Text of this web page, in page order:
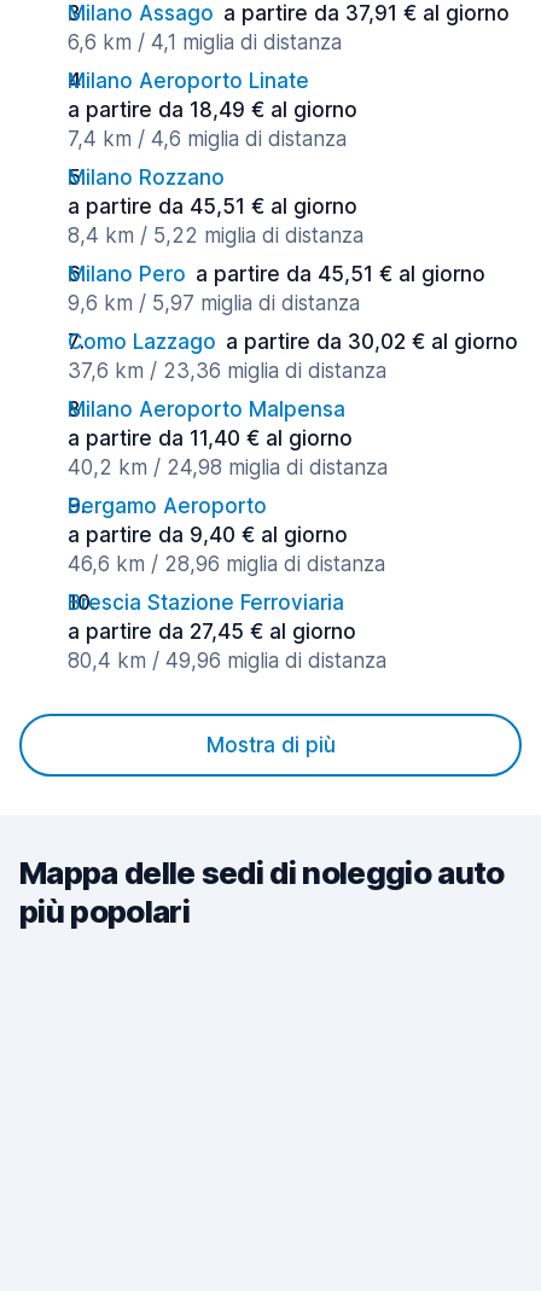
Milano Assago a partire da 37,91 € al giorno
6,6 km / 4,1 miglia di distanza
Milano Aeroporto Linate
a partire da 18,49 € al giorno
7,4 km / 4,6 miglia di distanza
Milano Rozzano
a partire da 45,51 € al giorno
8,4 km / 5,22 miglia di distanza
Milano Pero a partire da 45,51 € al giorno
9,6 km / 5,97 miglia di distanza
Como Lazzago a partire da 30,02 € al giorno
37,6 km / 23,36 miglia di distanza
Milano Aeroporto Malpensa
a partire da 11,40 € al giorno
40,2 km / 24,98 miglia di distanza
Bergamo Aeroporto
a partire da 9,40 € al giorno
46,6 km / 28,96 miglia di distanza
Brescia Stazione Ferroviaria
a partire da 27,45 € al giorno
80,4 km / 49,96 miglia di distanza
Mostra di più
Mappa delle sedi di noleggio auto
più popolari